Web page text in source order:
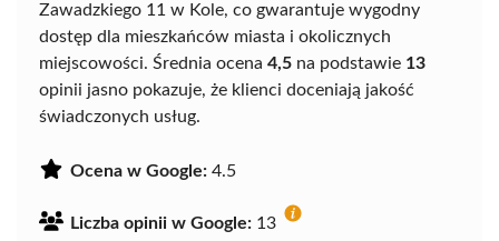
Zawadzkiego 11 w Kole, co gwarantuje wygodny
dostęp dla mieszkańców miasta i okolicznych
miejscowości. Średnia ocena 4,5 na podstawie 13
opinii jasno pokazuje, że klienci doceniają jakość
świadczonych usług.
Ocena w Google: 4.5
Liczba opinii w Google: 13